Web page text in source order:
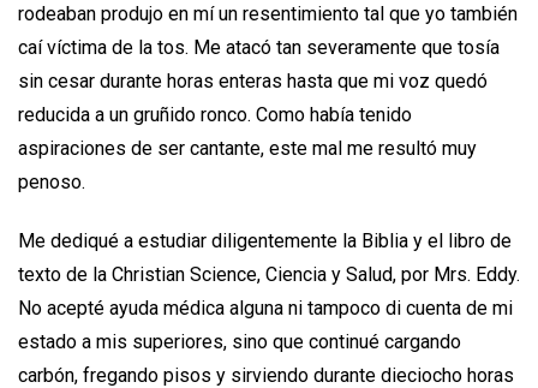
rodeaban produjo en mí un resentimiento tal que yo también
caí víctima de la tos. Me atacó tan severamente que tosía
sin cesar durante horas enteras hasta que mi voz quedó
reducida a un gruñido ronco. Como había tenido
aspiraciones de ser cantante, este mal me resultó muy
penoso.
Me dediqué a estudiar diligentemente la Biblia y el libro de
texto de la Christian Science, Ciencia y Salud, por Mrs. Eddy.
No acepté ayuda médica alguna ni tampoco di cuenta de mi
estado a mis superiores, sino que continué cargando
carbón, fregando pisos y sirviendo durante dieciocho horas